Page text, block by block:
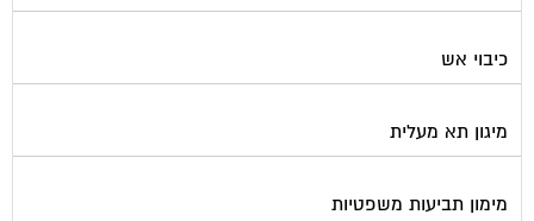
כיבוי אש
מיגון תא מעלית
מימון תביעות משפטיות